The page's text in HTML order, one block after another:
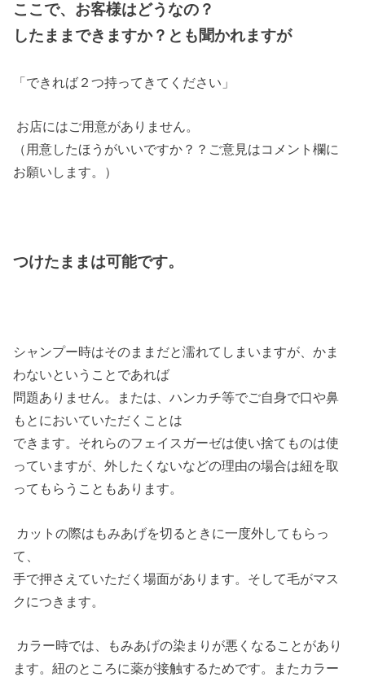
ここで、お客様はどうなの？
したままできますか？とも聞かれますが
「できれば２つ持ってきてください」
お店にはご用意がありません。
（用意したほうがいいですか？？ご意見はコメント欄に
お願いします。）
つけたままは可能です。
シャンプー時はそのままだと濡れてしまいますが、かま
わないということであれば
問題ありません。または、ハンカチ等でご自身で口や鼻
もとにおいていただくことは
できます。それらのフェイスガーゼは使い捨てものは使
っていますが、外したくないなどの理由の場合は紐を取
ってもらうこともあります。
カットの際はもみあげを切るときに一度外してもらっ
て、
手で押さえていただく場面があります。そして毛がマス
クにつきます。
カラー時では、もみあげの染まりが悪くなることがあり
ます。紐のところに薬が接触するためです。またカラー